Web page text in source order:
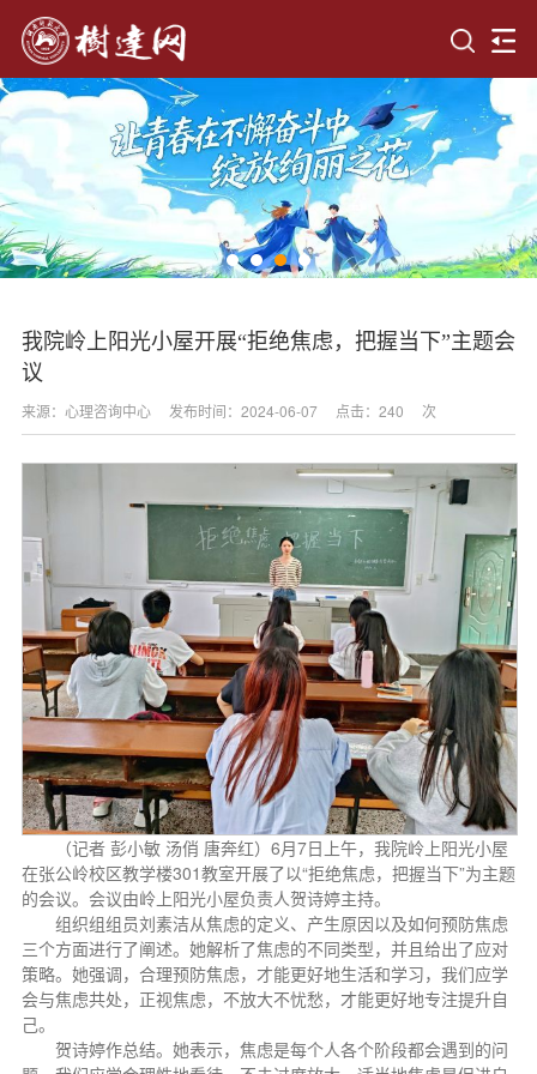
我院岭上阳光小屋开展“拒绝焦虑，把握当下”主题会
议
来源：心理咨询中心 发布时间：2024-06-07 点击： 240 次
（记者 彭小敏 汤俏 唐奔红）6月7日上午，我院岭上阳光小屋
在张公岭校区教学楼301教室开展了以“拒绝焦虑，把握当下”为主题
的会议。会议由岭上阳光小屋负责人贺诗婷主持。
组织组组员刘素洁从焦虑的定义、产生原因以及如何预防焦虑
三个方面进行了阐述。她解析了焦虑的不同类型，并且给出了应对
策略。她强调，合理预防焦虑，才能更好地生活和学习，我们应学
会与焦虑共处，正视焦虑，不放大不忧愁，才能更好地专注提升自
己。
贺诗婷作总结。她表示，焦虑是每个人各个阶段都会遇到的问